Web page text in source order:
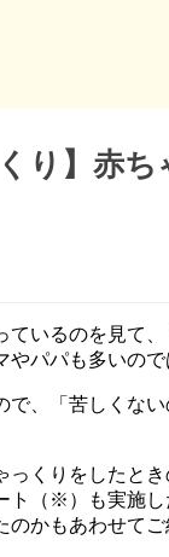
り】赤
ているのを見て
パパも多いので
で、「苦しくな
っくりをしたと
ト（※）も実施
かもあわせてご